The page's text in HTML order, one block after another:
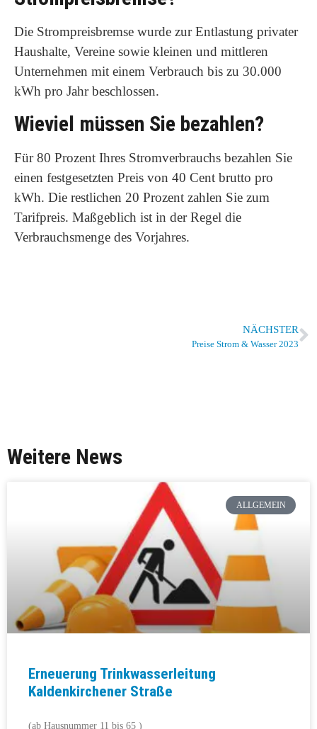
Die Strompreisbremse wurde zur Entlastung privater
Haushalte, Vereine sowie kleinen und mittleren
Unternehmen mit einem Verbrauch bis zu 30.000
kWh pro Jahr beschlossen.
Wieviel müssen Sie bezahlen?
Für 80 Prozent Ihres Stromverbrauchs bezahlen Sie
einen festgesetzten Preis von 40 Cent brutto pro
kWh. Die restlichen 20 Prozent zahlen Sie zum
Tarifpreis. Maßgeblich ist in der Regel die
Verbrauchsmenge des Vorjahres.
NÄCHSTER
Preise Strom & Wasser 2023
Weitere News
ALLGEMEIN
Erneuerung Trinkwasserleitung
Kaldenkirchener Straße
(ab Hausnummer 11 bis 65 )